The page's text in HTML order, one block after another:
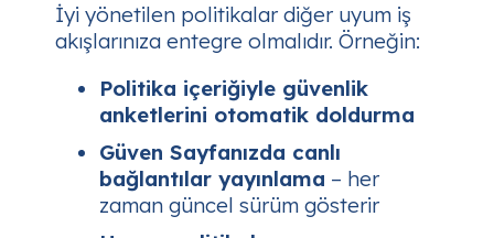
İyi yönetilen politikalar diğer uyum iş
akışlarınıza entegre olmalıdır. Örneğin:
Politika içeriğiyle güvenlik
anketlerini otomatik doldurma
Güven Sayfanızda canlı
bağlantılar yayınlama – her
zaman güncel sürüm gösterir